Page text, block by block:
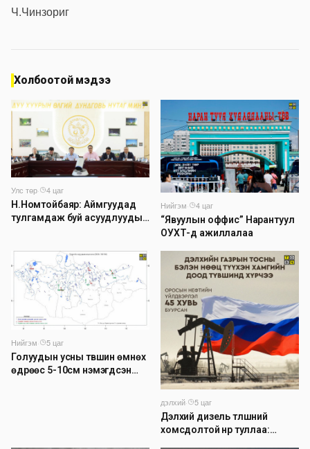
Ч.Чинзориг
Холбоотой мэдээ
Улс төр·
4 цаг
Н.Номтойбаяр: Аймгуудад
тулгамдаж буй асуудлуудыг
танилцуулж, шийдвэрлүүлнэ
Нийгэм·
4 цаг
“Явуулын оффис” Нарантуул
ОУХТ-д ажиллалаа
Нийгэм·
5 цаг
Голуудын усны түвшин өмнөх
өдрөөс 5-10см нэмэгдсэн
дэлхий·
5 цаг
Дэлхий дизель түлшний
хомсдолтой нүүр туллаа: